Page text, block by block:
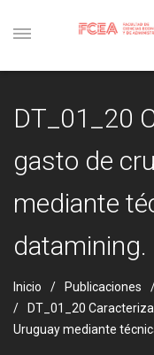
DT_01_20
gasto de
mediante
datamining.
Inicio Publicaciones
DT_01_20
Uruguay mediante